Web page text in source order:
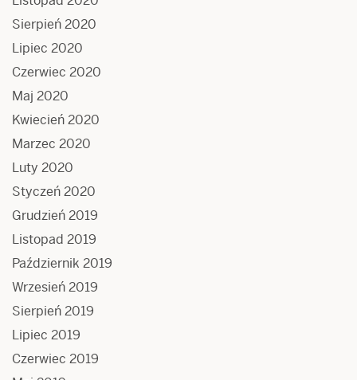
Sierpień 2020
Lipiec 2020
Czerwiec 2020
Maj 2020
Kwiecień 2020
Marzec 2020
Luty 2020
Styczeń 2020
Grudzień 2019
Listopad 2019
Październik 2019
Wrzesień 2019
Sierpień 2019
Lipiec 2019
Czerwiec 2019